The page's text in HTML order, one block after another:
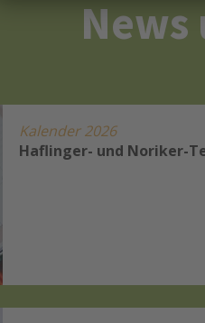
Kalender 2026
Haflinger- und Noriker-